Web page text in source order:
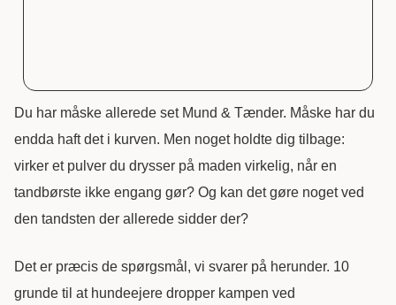
Du har måske allerede set Mund & Tænder. Måske har du
endda haft det i kurven. Men noget holdte dig tilbage:
virker et pulver du drysser på maden virkelig, når en
tandbørste ikke engang gør? Og kan det gøre noget ved
den tandsten der allerede sidder der?
Det er præcis de spørgsmål, vi svarer på herunder. 10
grunde til at hundeejere dropper kampen ved